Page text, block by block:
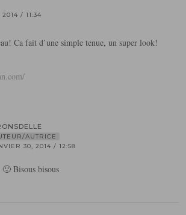
/ 11:34
Ca fait d’une simple tenue, un super look!
AUTRICE
30, 2014 / 12:58
🙂 Bisous bisous